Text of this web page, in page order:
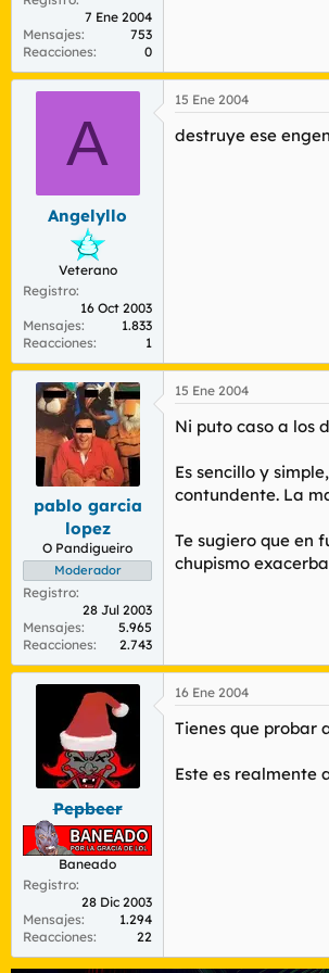
7 Ene 2004
Mensajes
753
Reacciones
0
A
Angelyllo
Veterano
Registro
16 Oct 2003
Mensajes
1.833
Reacciones
1
15 Ene 2004
destruye ese
pablo garcia
lopez
O Pandigueiro
Moderador
Registro
28 Jul 2003
Mensajes
5.965
Reacciones
2.743
15 Ene 2004
Ni puto caso a los
Es sencillo y
contundente. La
Te sugiero que en
chupismo
Pepbeer
Baneado
Registro
28 Dic 2003
Mensajes
1.294
Reacciones
22
16 Ene 2004
Tienes que probar
Este es realmente